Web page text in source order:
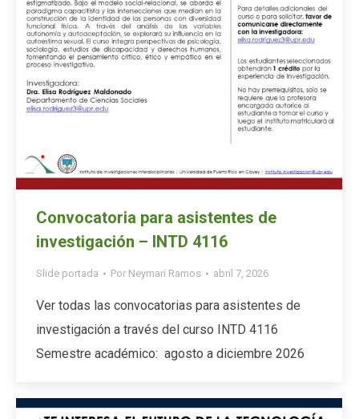
Convocatoria para asistentes de
investigación – INTD 4116
Slide portada Por Neymari Ramos abril 7, 2026
Ver todas las convocatorias para asistentes de
investigación a través del curso INTD 4116
Semestre académico: agosto a diciembre 2026